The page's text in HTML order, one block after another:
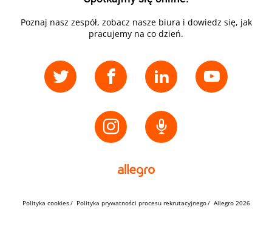
Poznaj nasz zespół, zobacz nasze biura i dowiedz się, jak
pracujemy na co dzień.
Polityka cookies Polityka prywatności procesu rekrutacyjnego Allegro 2026